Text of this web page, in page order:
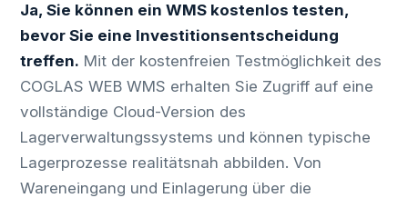
Ja, Sie können ein WMS kostenlos testen,
bevor Sie eine Investitionsentscheidung
treffen. Mit der kostenfreien Testmöglichkeit des
COGLAS WEB WMS erhalten Sie Zugriff auf eine
vollständige Cloud-Version des
Lagerverwaltungssystems und können typische
Lagerprozesse realitätsnah abbilden. Von
Wareneingang und Einlagerung über die